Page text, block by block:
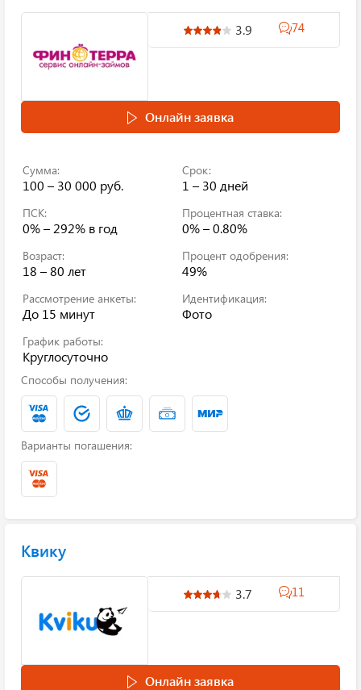
3.9 74
Онлайн заявка
Сумма:
100 – 30 000 руб.
Срок:
1 – 30 дней
ПСК:
0% – 292% в год
Процентная ставка:
0% – 0.80%
Возраст:
18 – 80 лет
Процент одобрения:
49%
Рассмотрение анкеты:
До 15 минут
Идентификация:
Фото
График работы:
Круглосуточно
Способы получения:
Варианты погашения:
Квику
3.7 11
Онлайн заявка